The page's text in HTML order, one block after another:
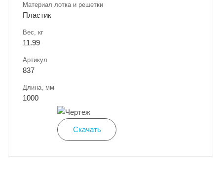
Материал лотка и решетки
Пластик
Вес, кг
11.99
Артикул
837
Длина, мм
1000
Скачать